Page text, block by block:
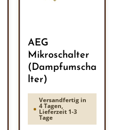
AEG
Mikroschalter
(Dampfumscha
lter)
Versandfertig in
4 Tagen,
Lieferzeit 1-3
Tage